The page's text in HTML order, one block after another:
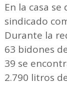
En la casa
sindicado
Durante la
63 bidones
39 se
2.790 litros